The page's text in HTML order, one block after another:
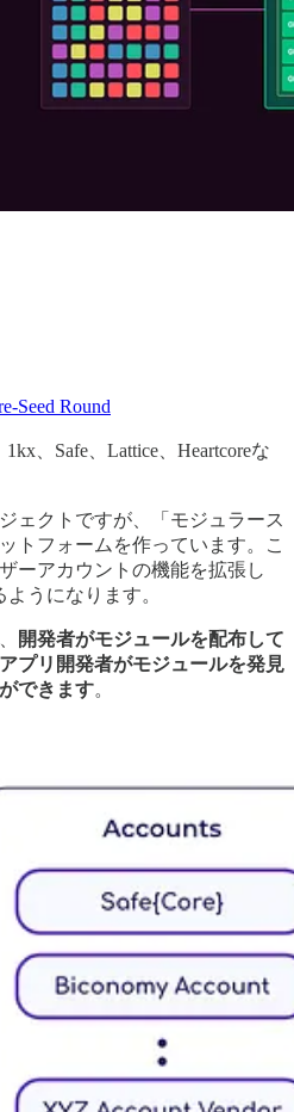
Seed Round
、Safe、Lattice、Heartcoreな
ェクトですが、「モジュラース
トフォームを作っています。こ
ーアカウントの機能を拡張し
うになります。
開発者がモジュールを配布して
プリ開発者がモジュールを発見
できます。